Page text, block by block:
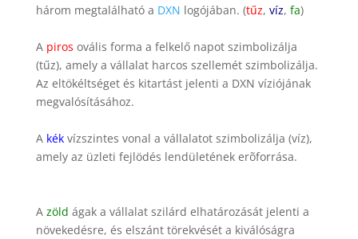
három megtalálható a DXN logójában. (tűz, víz, fa)
A piros ovális forma a felkelő napot szimbolizálja
(tűz), amely a vállalat harcos szellemét szimbolizálja.
Az eltökéltséget és kitartást jelenti a DXN víziójának
megvalósításához.
A kékvízszintes vonal a vállalatot szimbolizálja (víz),
amely az üzleti fejlödés lendületének erõforrása.
A zöld ágak a vállalat szilárd elhatározását jelenti a
növekedésre, és elszánt törekvését a kiválóságra